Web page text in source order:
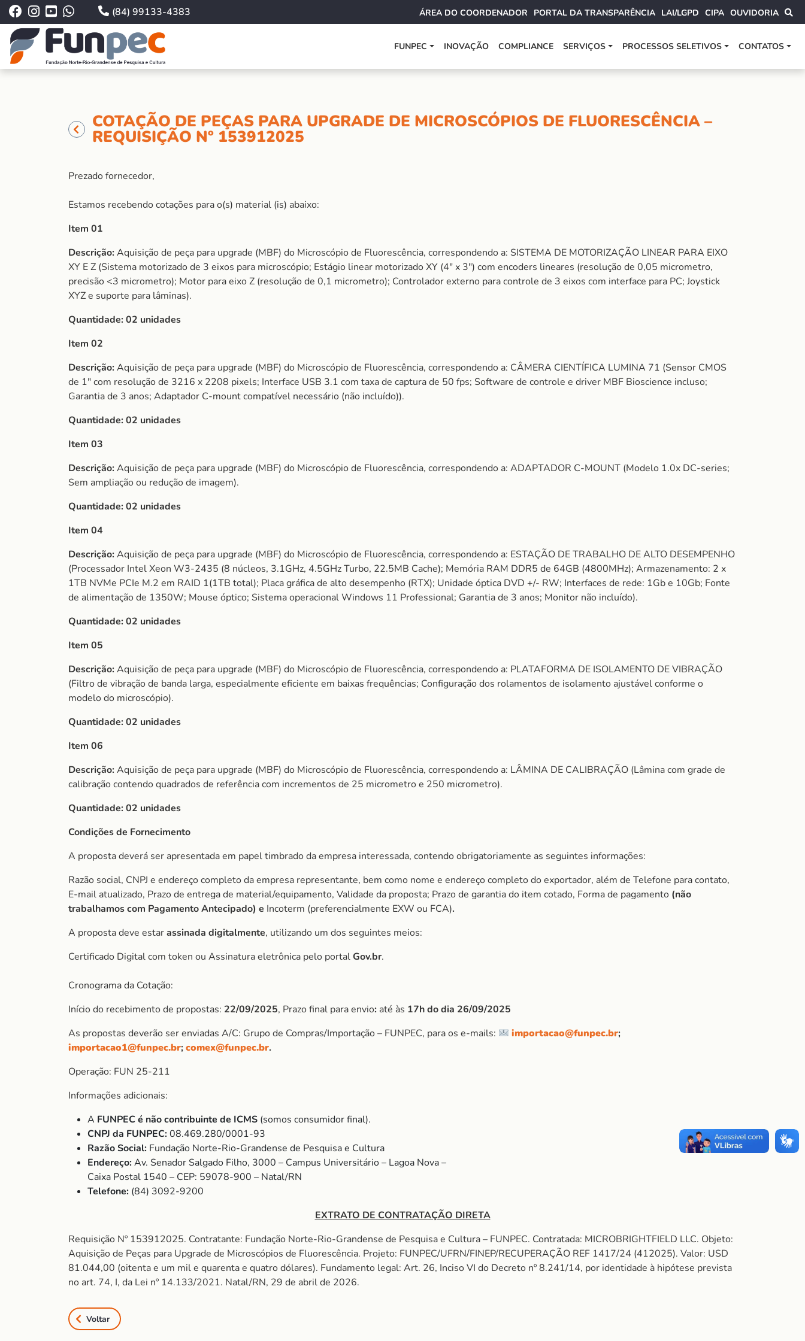
(84) 99133-4383 ÁREA DO COORDENADOR PORTAL DA TRANSPARÊNCIA LAI/LGPD CIPA OUVIDORIA
FUNPEC INOVAÇÃO COMPLIANCE SERVIÇOS PROCESSOS SELETIVOS CONTATOS
COTAÇÃO DE PEÇAS PARA UPGRADE DE MICROSCÓPIOS DE FLUORESCÊNCIA –
REQUISIÇÃO Nº 153912025
Prezado fornecedor,
Estamos recebendo cotações para o(s) material (is) abaixo:
Item 01
Descrição:Aquisição de peça para upgrade (MBF) do Microscópio de Fluorescência, correspondendo a: SISTEMA DE MOTORIZAÇÃO LINEAR PARA EIXO
XY E Z (Sistema motorizado de 3 eixos para microscópio; Estágio linear motorizado XY (4″ x 3″) com encoders lineares (resolução de 0,05 micrometro,
precisão <3 micrometro); Motor para eixo Z (resolução de 0,1 micrometro); Controlador externo para controle de 3 eixos com interface para PC; Joystick
XYZ e suporte para lâminas).
Quantidade: 02 unidades
Item 02
Descrição:Aquisição de peça para upgrade (MBF) do Microscópio de Fluorescência, correspondendo a: CÂMERA CIENTÍFICA LUMINA 71 (Sensor CMOS
de 1″ com resolução de 3216 x 2208 pixels; Interface USB 3.1 com taxa de captura de 50 fps; Software de controle e driver MBF Bioscience incluso;
Garantia de 3 anos; Adaptador C-mount compatível necessário (não incluído)).
Quantidade: 02 unidades
Item 03
Descrição:Aquisição de peça para upgrade (MBF) do Microscópio de Fluorescência, correspondendo a: ADAPTADOR C-MOUNT (Modelo 1.0x DC-series;
Sem ampliação ou redução de imagem).
Quantidade: 02 unidades
Item 04
Descrição:Aquisição de peça para upgrade (MBF) do Microscópio de Fluorescência, correspondendo a: ESTAÇÃO DE TRABALHO DE ALTO DESEMPENHO
(Processador Intel Xeon W3-2435 (8 núcleos, 3.1GHz, 4.5GHz Turbo, 22.5MB Cache); Memória RAM DDR5 de 64GB (4800MHz); Armazenamento: 2 x
1TB NVMe PCIe M.2 em RAID 1(1TB total); Placa gráfica de alto desempenho (RTX); Unidade óptica DVD +/- RW; Interfaces de rede: 1Gb e 10Gb; Fonte
de alimentação de 1350W; Mouse óptico; Sistema operacional Windows 11 Professional; Garantia de 3 anos; Monitor não incluído).
Quantidade: 02 unidades
Item 05
Descrição:Aquisição de peça para upgrade (MBF) do Microscópio de Fluorescência, correspondendo a: PLATAFORMA DE ISOLAMENTO DE VIBRAÇÃO
(Filtro de vibração de banda larga, especialmente eficiente em baixas frequências; Configuração dos rolamentos de isolamento ajustável conforme o
modelo do microscópio).
Quantidade: 02 unidades
Item 06
Descrição:Aquisição de peça para upgrade (MBF) do Microscópio de Fluorescência, correspondendo a: LÂMINA DE CALIBRAÇÃO (Lâmina com grade de
calibração contendo quadrados de referência com incrementos de 25 micrometro e 250 micrometro).
Quantidade: 02 unidades
Condições de Fornecimento
A proposta deverá ser apresentada em papel timbrado da empresa interessada, contendo obrigatoriamente as seguintes informações:
Razão social, CNPJ e endereço completo da empresa representante, bem como nome e endereço completo do exportador, além de Telefone para contato,
E-mail atualizado, Prazo de entrega de material/equipamento, Validade da proposta; Prazo de garantia do item cotado, Forma de pagamento (não
trabalhamos com Pagamento Antecipado) e Incoterm (preferencialmente EXW ou FCA).
A proposta deve estarassinada digitalmente, utilizando um dos seguintes meios:
Certificado Digital com token ou Assinatura eletrônica pelo portalGov.br.
Cronograma da Cotação:
Início do recebimento de propostas: 22/09/2025, Prazo final para envio: até às 17h do dia 26/09/2025
As propostas deverão ser enviadas A/C: Grupo de Compras/Importação – FUNPEC, para os e-mails:
importacao@funpec.br;
importacao1@funpec.br;comex@funpec.br.
Operação: FUN 25-211
Informações adicionais:
A FUNPEC é não contribuinte de ICMS (somos consumidor final).
CNPJ da FUNPEC:08.469.280/0001-93
Razão Social: Fundação Norte-Rio-Grandense de Pesquisa e Cultura
Endereço:Av. Senador Salgado Filho, 3000 – Campus Universitário – Lagoa Nova –
Caixa Postal 1540 – CEP: 59078-900 – Natal/RN
Telefone: (84) 3092-9200
EXTRATO DE CONTRATAÇÃO DIRETA
Requisição Nº 153912025. Contratante: Fundação Norte-Rio-Grandense de Pesquisa e Cultura – FUNPEC. Contratada: MICROBRIGHTFIELD LLC. Objeto:
Aquisição de Peças para Upgrade de Microscópios de Fluorescência. Projeto: FUNPEC/UFRN/FINEP/RECUPERAÇÃO REF 1417/24 (412025). Valor: USD
81.044,00 (oitenta e um mil e quarenta e quatro dólares). Fundamento legal: Art. 26, Inciso VI do Decreto nº 8.241/14, por identidade à hipótese prevista
no art. 74, I, da Lei nº 14.133/2021. Natal/RN, 29 de abril de 2026.
Voltar